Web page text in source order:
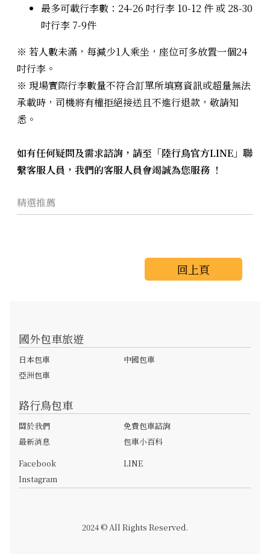
最多可載行李數：24-26 吋行李 10-12 件 或 28-30
吋行李 7-9件
※ 若人數未滿，每減少1人乘坐，座位可多放置一個24
吋行李。
※ 現場實際行李數量不符合訂單所填寫資訊或超量無法
承載時，司機將有權拒絕接送且不進行退款，敬請知
悉。
如有任何疑問及需求諮詢，請至「陸行鳥官方LINE」聯
繫客服人員，我們的客服人員會竭誠為您服務 ！
精選推薦
回上頁
國外包車旅遊
日本包車
中國包車
亞洲包車
路行鳥包車
關於我們
免費包車諮詢
最新消息
包車小百科
Facebook
LINE
Instagram
2024 © All Rights Reserved.